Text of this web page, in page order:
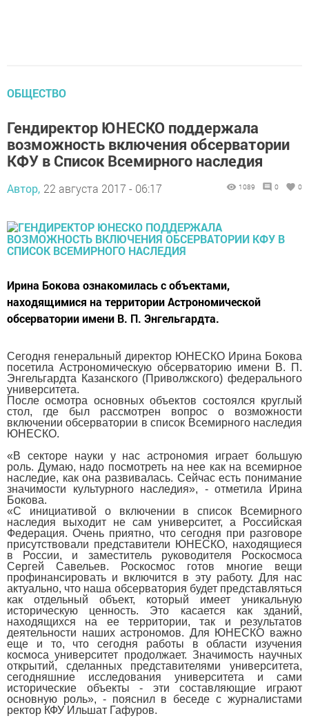
ОБЩЕСТВО
Гендиректор ЮНЕСКО поддержала
возможность включения обсерватории
КФУ в Список Всемирного наследия
Автор, 22 августа 2017 - 06:17 1089 0 0
Ирина Бокова ознакомилась с объектами,
находящимися на территории Астрономической
обсерватории имени В. П. Энгельгардта.
Сегодня генеральный директор ЮНЕСКО Ирина Бокова
посетила Астрономическую обсерваторию имени В. П.
Энгельгардта Казанского (Приволжского) федерального
университета.
После осмотра основных объектов состоялся круглый
стол, где был рассмотрен вопрос о возможности
включении обсерватории в список Всемирного наследия
ЮНЕСКО.
«В секторе науки у нас астрономия играет большую
роль. Думаю, надо посмотреть на нее как на всемирное
наследие, как она развивалась. Сейчас есть понимание
значимости культурного наследия», - отметила Ирина
Бокова.
«С инициативой о включении в список Всемирного
наследия выходит не сам университет, а Российская
Федерация. Очень приятно, что сегодня при разговоре
присутствовали представители ЮНЕСКО, находящиеся
в России, и заместитель руководителя Роскосмоса
Сергей Савельев. Роскосмос готов многие вещи
профинансировать и включится в эту работу. Для нас
актуально, что наша обсерватория будет представляться
как отдельный объект, который имеет уникальную
историческую ценность. Это касается как зданий,
находящихся на ее территории, так и результатов
деятельности наших астрономов. Для ЮНЕСКО важно
еще и то, что сегодня работы в области изучения
космоса университет продолжает. Значимость научных
открытий, сделанных представителями университета,
сегодняшние исследования университета и сами
исторические объекты - эти составляющие играют
основную роль», - пояснил в беседе с журналистами
ректор КФУ Ильшат Гафуров.